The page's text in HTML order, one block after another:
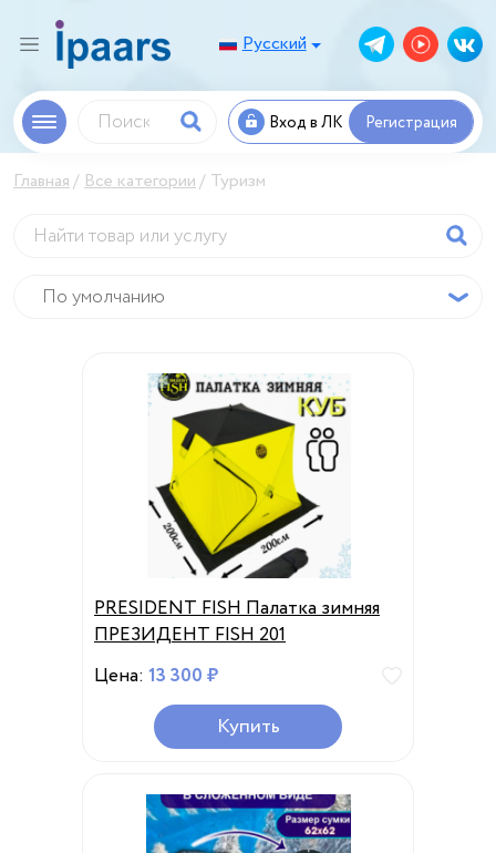
Русский
Вход в ЛК Регистрация
Главная Все категории Туризм
PRESIDENT FISH Палатка зимняя
ПРЕЗИДЕНТ FISH 201
Цена: 13 300 ₽
Купить